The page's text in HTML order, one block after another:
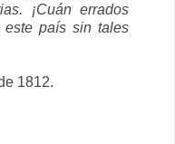
¡Cuán errados
este país sin tales
1812.